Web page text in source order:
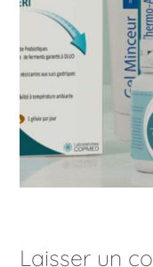
Laisser un